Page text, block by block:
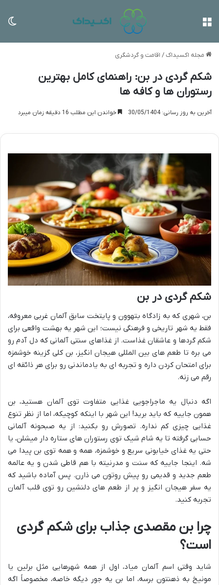
مجله اکسیداک/ اقامت و گردشگری
شکم گردی در بن: راهنمای کامل بهترین
رستوران ها و کافه ها
آخرین به روز رسانی: 30/05/1404 خواندن این مطلب 16 دقیقه زمان میبرد
شکم گردی در بن
بن، شهری که به زادگاه بتهوون و پایتخت سابق آلمان غربی معروفه،
فقط یه شهر تاریخی و فرهنگی نیست؛ این شهر یه بهشت واقعی برای
شکم گردها و عاشقان غذاست. از غذاهای سنتی آلمانی که دل آدم رو
می بره تا طعم های بین المللی هیجان انگیز، بن کلی گزینه خوشمزه
برای امتحان کردن داره و تجربه ای به یادماندنی رو برای هر ذائقه ای
رقم می زنه.
اگه دنبال یه ماجراجویی غذایی متفاوت توی آلمان هستید، بن
همون جاییه که باید برید! این شهر با اینکه کوچیکه، اما از نظر تنوع
غذایی چیزی کم نداره. تصورش رو بکنید: از یه صبحونه آلمانی
حسابی گرفته تا یه شام شیک توی رستوران های ستاره دار میشلن، یا
حتی یه غذای خیابونی سریع و خوشمزه، همه و همه توی بن پیدا می
شه. اینجا جاییه که سنت و مدرنیته با هم قاطی شدن و یه عالمه
طعم جدید و قدیمی رو پیش روتون می ذارن. پس آماده باشید که
یه سفر هیجان انگیز و پر از طعم های دلنشین رو توی قلب آلمان
تجربه کنید.
چرا بن مقصدی جذاب برای شکم گردی
است؟
شاید وقتی اسم آلمان میاد، اول از همه شهرهایی مثل برلین یا
مونیخ به ذهنتون برسه، اما بن یه جور دیگه خاصه، مخصوصاً اگه